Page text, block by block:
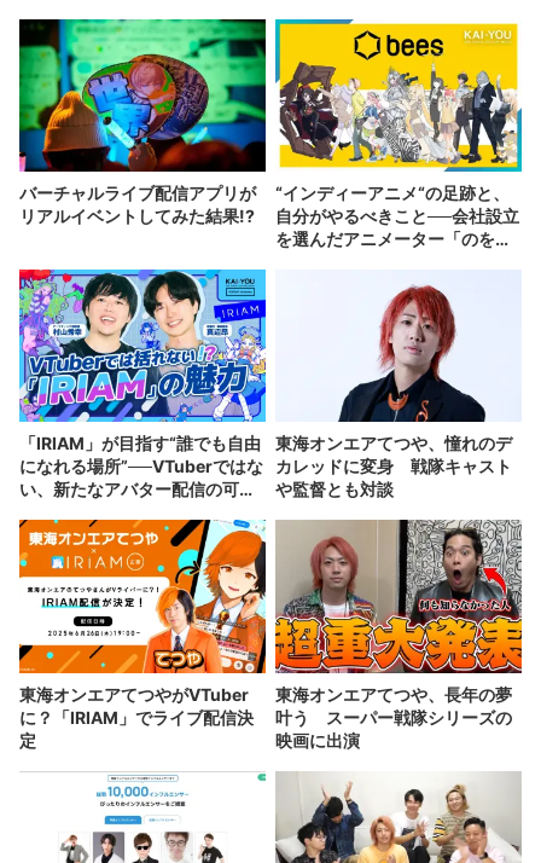
バーチャルライブ配信アプリが
リアルイベントしてみた結果!?
“インディーアニメ“の足跡と、
自分がやるべきこと──会社設立
を選んだアニメーター「のを
「IRIAM」が目指す“誰でも自由
になれる場所”──VTuberではな
い、新たなアバター配信の可能
東海オンエアてつや、憧れのデ
カレッドに変身 戦隊キャスト
や監督とも対談
東海オンエアてつやがVTuber
に？「IRIAM」でライブ配信決
定
東海オンエアてつや、長年の夢
叶う スーパー戦隊シリーズの
映画に出演